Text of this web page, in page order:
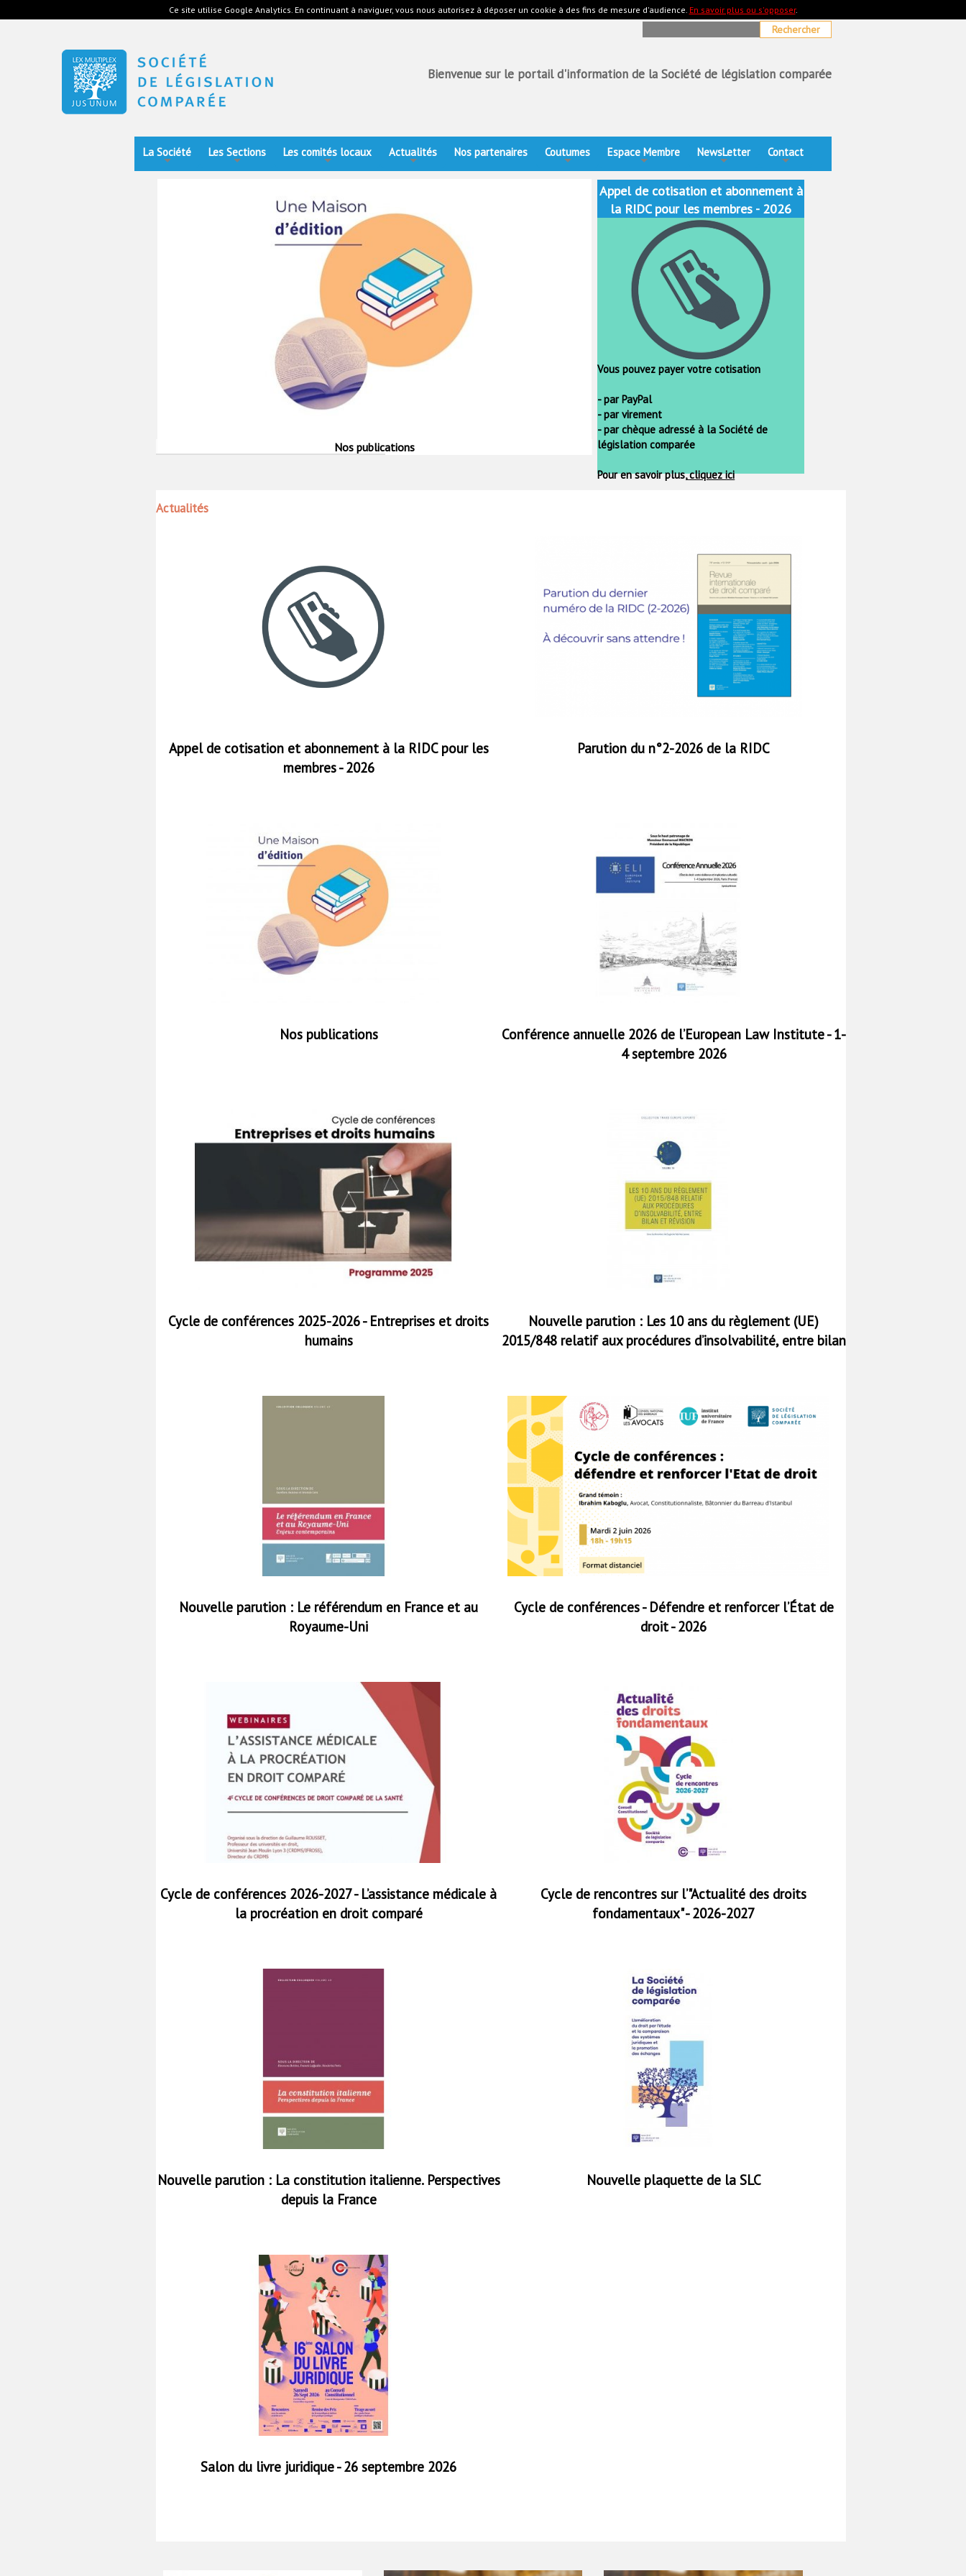
Ce site utilise Google Analytics. En continuant à naviguer, vous nous autorisez à déposer un cookie à des fins de mesure d'audience. En savoir plus ou s'opposer.
Bienvenue sur le portail d'information de la Société de législation comparée
+
La Société
+
Les Sections
+
Les comités locaux
+
Actualités
Nos partenaires
+
Coutumes
+
Espace Membre
+
NewsLetter
+
Contact
Nos publications
Appel de cotisation et abonnement à
la RIDC pour les membres - 2026
Vous pouvez payer votre cotisation
- par PayPal
- par virement
- par chèque adressé à la Société de
législation comparée
Pour en savoir plus,cliquez ici
Actualités
Appel de cotisation et abonnement à la RIDC pour les
membres - 2026
Parution du n°2-2026 de la RIDC
Nos publications
Conférence annuelle 2026 de l’European Law Institute - 1-
4 septembre 2026
Cycle de conférences 2025-2026 - Entreprises et droits
humains
Nouvelle parution : Les 10 ans du règlement (UE)
2015/848 relatif aux procédures d’insolvabilité, entre bilan
Nouvelle parution : Le référendum en France et au
Royaume-Uni
Cycle de conférences - Défendre et renforcer l’État de
droit - 2026
Cycle de conférences 2026-2027 - L’assistance médicale à
la procréation en droit comparé
Cycle de rencontres sur l’"Actualité des droits
fondamentaux" - 2026-2027
Nouvelle parution : La constitution italienne. Perspectives
depuis la France
Nouvelle plaquette de la SLC
Salon du livre juridique - 26 septembre 2026